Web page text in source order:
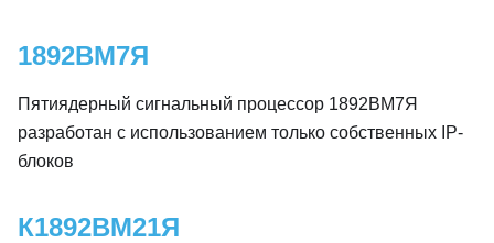
1892ВМ7Я
Пятиядерный сигнальный процессор 1892ВМ7Я
разработан с использованием только собственных IP-
блоков
К1892ВМ21Я